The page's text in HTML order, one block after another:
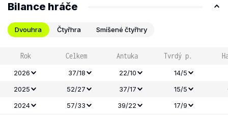
Bilance hráče
Dvouhra Čtyřhra Smíšené čtyřhry
Rok Celkem Antuka Tvrdý p.
2026 37/18 22/10
14/5
2025
52/27 37/17 15/5
2024
57/33 39/22
17/9